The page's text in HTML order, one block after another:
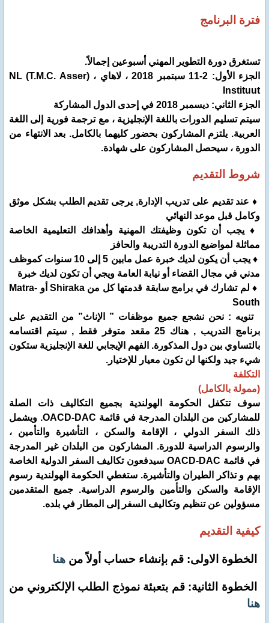
فترة البرنامج
تستغرق دورة التطوير المهني أسبوعين إجمالاً.
الجزء الأول: 2-11 سبتمبر 2018 ، لاهاي ، (NL (T.M.C. Asser
Instituut
الجزء الثاني: ديسمبر 2018 في إحدى الدول المشاركة
سيتم تسليم الدورات باللغة الإنجليزية ، مع ترجمة فورية إلى اللغة
العربية. يلتزم المشاركون بحضور كليهما بالكامل. بعد الانتهاء من
الدورة ، سيحصل المشاركون على شهادة.
شروط التقديم
♦ عند تقديم على تدريب الإدارة, يرجى تقديم الطلب بشكل موثق
وكامل قبل موعد النهائي
♦ يجب أن تكون وظيفتك المهنية وأهدافك التعليمية الخاصة
مماثلة لمواضيع الدورة التدريبة والحافز
♦ يجب أن يكون لديك خبرة عمل مابين 5 إلى 10 سنوات كموظف
مدني في مجال القضاء أو نيابة العامة ويجي أن تكون لديك خبرة
♦ لم تشارك في برامج سابقة قدمتها كل من Shiraka أو Matra-
South
تنويه : نحن نشجع جميع موظفات ” الإناث” من التقديم على
برنامج التدريب , هناك 25 مقعد متوفر فقط , سيتم اقتسامه
بالتساوي بين دول المذكورة. الفهم الإيجابي للغة الإنجليزية ستكون
شيء جيد ولكنها لن تكون معيار للإختيار.
التكلفة
(ممولة بالكامل)
سوف تتكفل الحكومة الهولندية بجميع التكاليف ذات الصلة
للمشاركين من البلدان المدرجة في قائمة OACD-DAC. ويشمل
ذلك السفر الدولي ، الإقامة والسكن ، التأشيرة والتأمين ،
والرسوم الدراسية للدورة. المشاركون من البلدان غير المدرجة
في قائمة OACD-DAC سيدفعون تكاليف السفر الدولية الخاصة
بهم و تذاكر الطيران والتأشيرة. ستغطي الحكومة الهولندية رسوم
الإقامة والسكن والتأمين والرسوم الدراسية. جميع المتقدمين
مسؤولين عن تنظيم وتكاليف السفر إلى المطار في بلده.
كيفية التقديم
الخطوة الاولى: قم بإنشاء حساب أولاً من هنا
الخطوة الثانية: قم بتعبئة نموذج الطلب الإلكتروني من
هنا